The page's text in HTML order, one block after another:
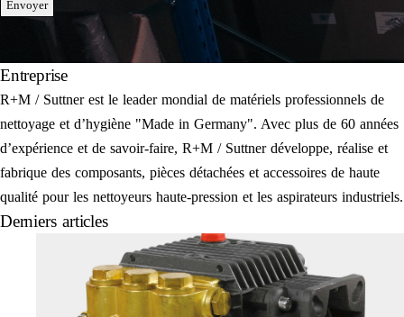
Envoyer
Entreprise
R+M / Suttner est le leader mondial de matériels professionnels de
nettoyage et d’hygiène "Made in Germany". Avec plus de 60 années
d’expérience et de savoir-faire, R+M / Suttner développe, réalise et
fabrique des composants, pièces détachées et accessoires de haute
qualité pour les nettoyeurs haute-pression et les aspirateurs industriels.
Derniers articles